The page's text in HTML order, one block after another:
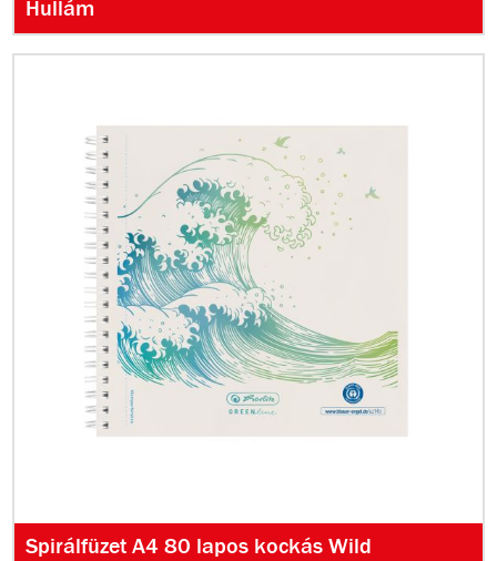
Hullám
Spirálfüzet A4 80 lapos kockás Wild